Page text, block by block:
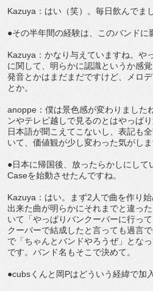
Kazuya：はい（笑）。毎日飲んでまし
●その半年間の経験は、このバンドに
Kazuya：かなり与えていますね。や
に関して、明らかに認識というか感
発音とかはまだまだですけど、メロ
とか。
anoppe：僕は景色感が変わりました
ンやテレビ越しで見るのとはやっぱ
日本語が聞こえてこないし、表記も
いて、価値観が少し変わった気がしま
●日本に帰国後、放ったらかしにし
Caseを始動させたんですね。
Kazuya：はい。まず2人で曲を作り
出来た曲が明らかにそれまでと違っ
いて「やっぱりバンクーバーに行っ
クーバーで結成したと言っても過言
で「ちゃんとバンドやろうぜ」とな
です。バンド名もそこで決めて。
●cubsくんと岡Pはどういう経緯で加